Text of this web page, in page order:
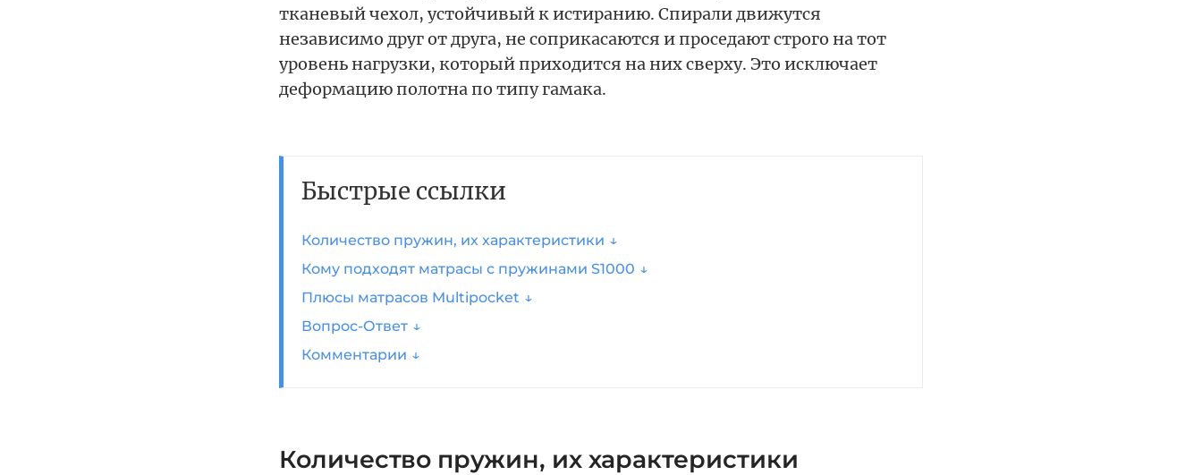
тканевый чехол, устойчивый к истиранию. Спирали движутся
независимо друг от друга, не соприкасаются и проседают строго на тот
уровень нагрузки, который приходится на них сверху. Это исключает
деформацию полотна по типу гамака.
Быстрые ссылки
Количество пружин, их характеристики
Кому подходят матрасы с пружинами S1000
Плюсы матрасов Multipocket
Вопрос-Ответ
Комментарии
Количество пружин, их характеристики